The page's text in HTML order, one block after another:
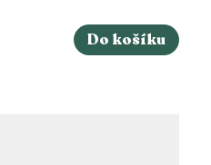
Do košíku